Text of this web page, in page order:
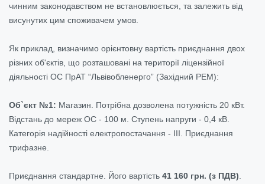
чинним законодавством не встановлюється, та залежить від
висунутих цим споживачем умов.
Як приклад, визначимо орієнтовну вартість приєднання двох
різних об'єктів, що розташовані на території ліцензійної
діяльності ОС ПрАТ “Львівобленерго” (Західний РЕМ):
Об`єкт №1: Магазин. Потрібна дозволена потужність 20 кВт.
Відстань до мереж ОС - 100 м. Ступень напруги - 0,4 кВ.
Категорія надійності електропостачання - ІІІ. Приєднання
трифазне.
Приєднання стандартне. Його вартість 41 160 грн. (з ПДВ)